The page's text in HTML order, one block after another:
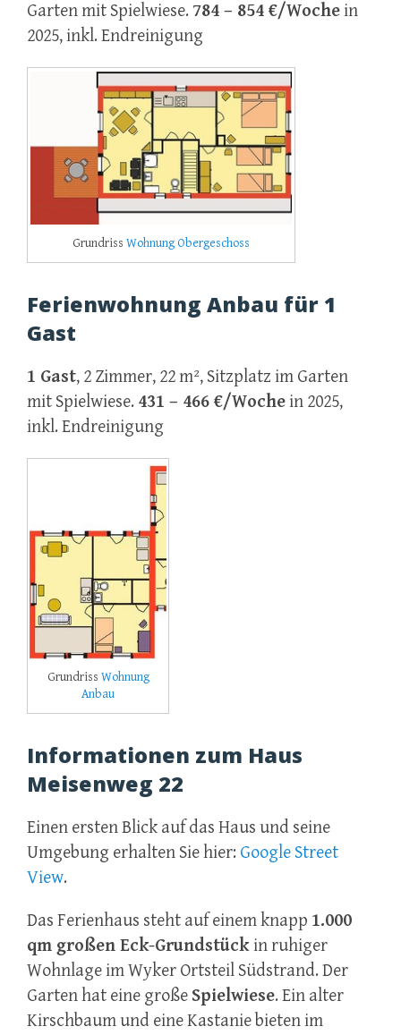
Garten mit Spielwiese. 784 – 854 €/Wochein
2025, inkl. Endreinigung
Grundriss Wohnung Obergeschoss
Ferienwohnung Anbau für 1
Gast
1 Gast, 2 Zimmer, 22 m², Sitzplatz im Garten
mit Spielwiese. 431 – 466 €/Wochein 2025,
inkl. Endreinigung
Grundriss Wohnung
Anbau
Informationen zum Haus
Meisenweg 22
Einen ersten Blick auf das Haus und seine
Umgebung erhalten Sie hier: Google Street
View.
Das Ferienhaus steht auf einem knapp 1.000
qm großen Eck-Grundstückin ruhiger
Wohnlage im Wyker Ortsteil Südstrand. Der
Garten hat eine große Spielwiese. Ein alter
Kirschbaum und eine Kastanie bieten im